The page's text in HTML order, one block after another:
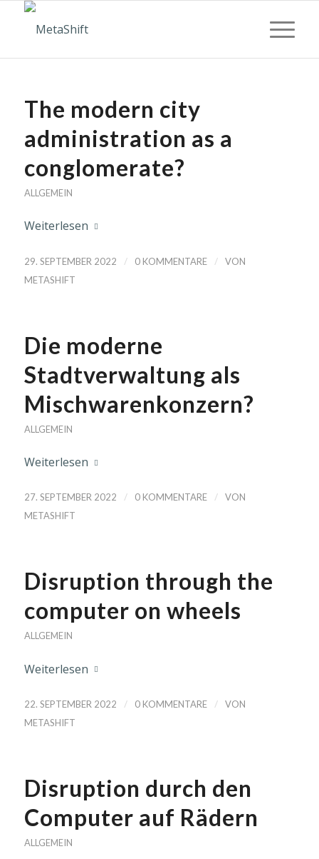
The modern city
administration as a
conglomerate?
ALLGEMEIN
Weiterlesen
29. SEPTEMBER 2022 / 0 KOMMENTARE /
VON
METASHIFT
Die moderne
Stadtverwaltung als
Mischwarenkonzern?
ALLGEMEIN
Weiterlesen
27. SEPTEMBER 2022 / 0 KOMMENTARE /
VON
METASHIFT
Disruption through the
computer on wheels
ALLGEMEIN
Weiterlesen
22. SEPTEMBER 2022 / 0 KOMMENTARE /
VON
METASHIFT
Disruption durch den
Computer auf Rädern
ALLGEMEIN